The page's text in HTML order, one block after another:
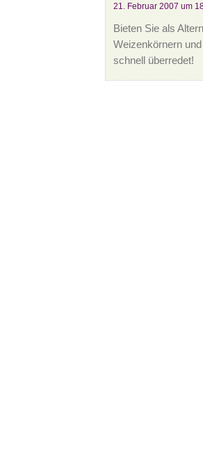
21. Februar 2007 um
Bieten Sie als
Weizenkörnern
schnell überredet!